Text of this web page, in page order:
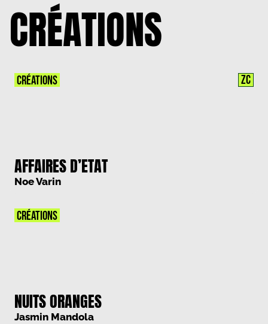
CRÉATIONS
AFFAIRES D’ETAT
Noe Varin
CRÉATIONS ZC
NUITS ORANGES
Jasmin Mandola
CRÉATIONS